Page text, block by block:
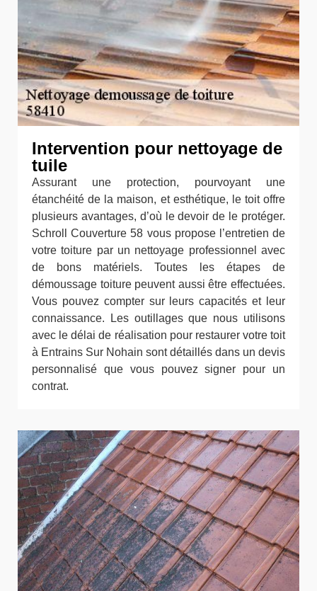
Intervention pour nettoyage de
tuile
Assurant une protection, pourvoyant une
étanchéité de la maison, et esthétique, le toit offre
plusieurs avantages, d’où le devoir de le protéger.
Schroll Couverture 58 vous propose l’entretien de
votre toiture par un nettoyage professionnel avec
de bons matériels. Toutes les étapes de
démoussage toiture peuvent aussi être effectuées.
Vous pouvez compter sur leurs capacités et leur
connaissance. Les outillages que nous utilisons
avec le délai de réalisation pour restaurer votre toit
à Entrains Sur Nohain sont détaillés dans un devis
personnalisé que vous pouvez signer pour un
contrat.